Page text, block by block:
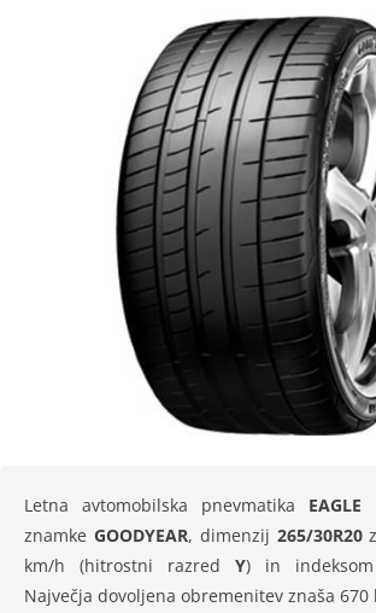
Letna avtomobilska pnevmatika EAGLE
znamke GOODYEAR, dimenzij 265/30R20
km/h (hitrostni razred Y) in
Največja dovoljena obremenitev znaša